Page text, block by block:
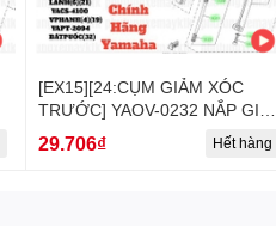
[EX15][24:CỤM GIẢM XÓC
TRƯỚC] YAOV-0232 NẮP GIẢM
XÓC TRƯỚC EX15 (15-18) (13)
(28)-[Yamaha], EX155
29.706₫ Hết hàng